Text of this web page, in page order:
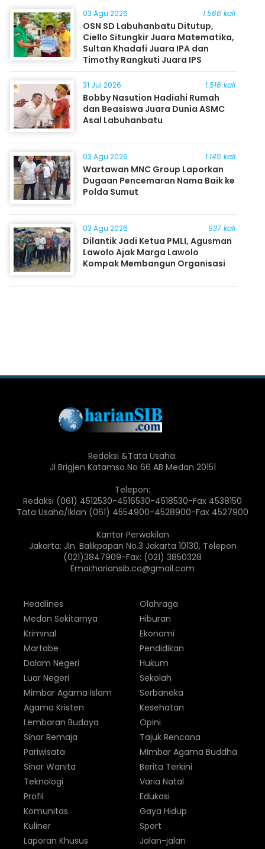
03 Agu 2026 1.566 kali
OSN SD Labuhanbatu Ditutup,
Ciello Situngkir Juara Matematika,
Sultan Khadafi Juara IPA dan
Timothy Rangkuti Juara IPS
31 Jul 2026 1.516 kali
Bobby Nasution Hadiahi Rumah
dan Beasiswa Juara Dunia ASMC
Asal Labuhanbatu
03 Agu 2026 1.145 kali
Wartawan MNC Group Laporkan
Dugaan Pencemaran Nama Baik ke
Polda Sumut
03 Agu 2026 937 kali
Dilantik Jadi Ketua PMLI, Agusman
Lawolo Ajak Marga Lawolo
Kompak Membangun Organisasi
Redaksi &Tata Usaha:
Jl Brigjen Katamso No 66 AB Medan 20151
Telepon:
Redaksi (061) 4512530-4516530-4518530-Fax 4538150
Tata Usaha/Iklan (061) 4554900-4528900-Fax 4527900
Kantor Perwakilan
Jakarta: Jln. Balikpapan No.3 Jakarta 10130, Telepon
(021)3847909-Fax: (021) 3850328
Emai:hariansib.co@gmail.com
Headlines
Medan Sekitarnya
Kriminal
Martabe
Dalam Negeri
Luar Negeri
Olahraga
Hiburan
Ekonomi
Pendidikan
Hukum
Sekolah
Mimbar Agama Islam
Agama Kristen
Lembaran Budaya
Sinar Remaja
Pariwisata
Sinar Wanita
Serbaneka
Kesehatan
Opini
Tajuk Rencana
Mimbar Agama Buddha
Berita Terkini
Teknologi
Profil
Komunitas
Kuliner
Laporan Khusus
Varia Natal
Edukasi
Gaya Hidup
Sport
Jalan-jalan